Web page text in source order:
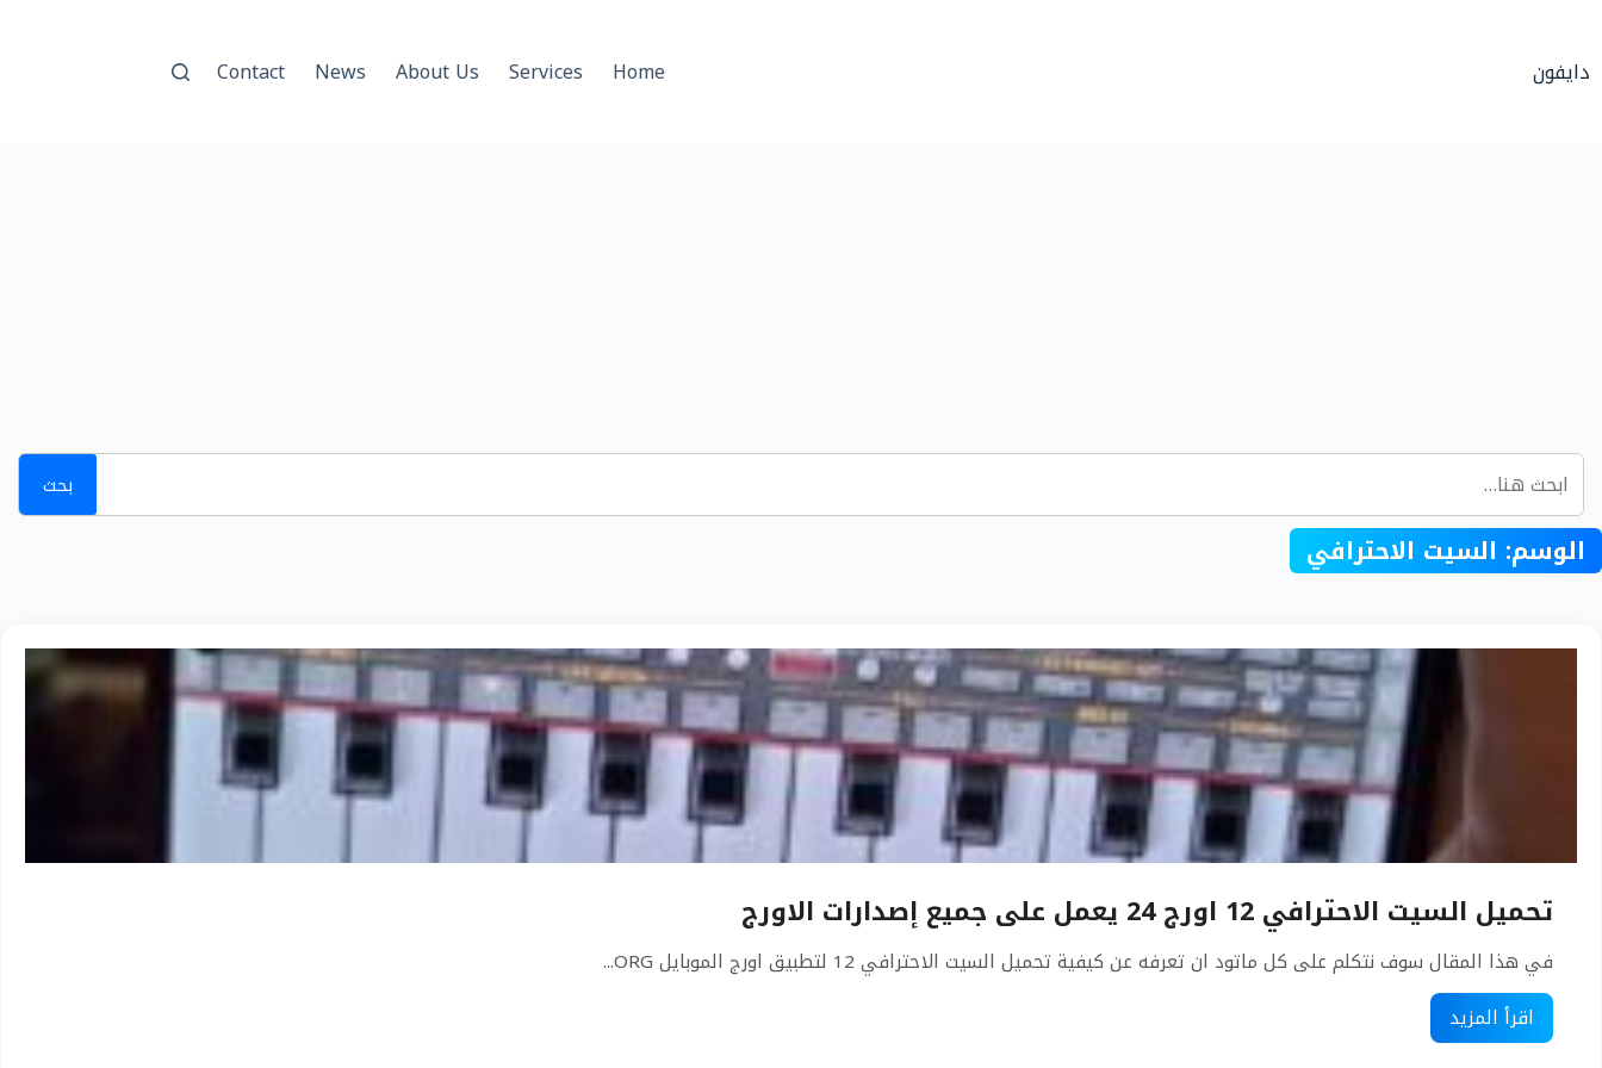
المحتوى
دايفون Home
Services
About Us
News
Contact
بحث
الوسم: السيت الاحترافي
تحميل السيت الاحترافي 12 اورج 24 يعمل على جميع إصدارات الاورج
في هذا المقال سوف نتكلم على كل ماتود ان تعرفه عن كيفية تحميل السيت الاحترافي 12 لتطبيق اورج الموبايل ORG...
اقرأ المزيد